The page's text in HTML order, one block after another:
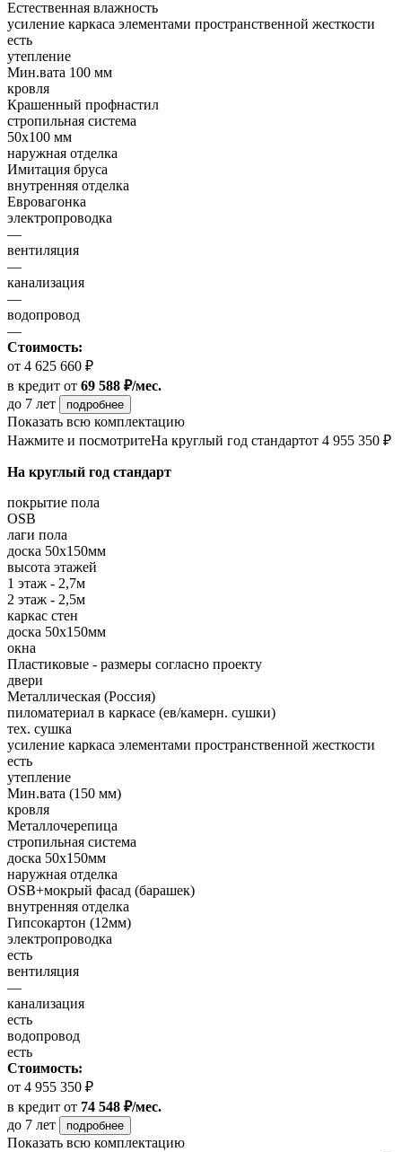
Естественная влажность
усиление каркаса элементами пространственной жесткости
есть
утепление
Мин.вата 100 мм
кровля
Крашенный профнастил
стропильная система
50х100 мм
наружная отделка
Имитация бруса
внутренняя отделка
Евровагонка
электропроводка
—
вентиляция
—
канализация
—
водопровод
—
Стоимость:
от 4 625 660 ₽
в кредит от 69 588 ₽/мес.
до 7 лет
подробнее
Показать всю комплектацию
Нажмите и посмотритеНа круглый год стандартот 4 955 350 ₽
На круглый год стандарт
покрытие пола
OSB
лаги пола
доска 50х150мм
высота этажей
1 этаж - 2,7м
2 этаж - 2,5м
каркас стен
доска 50х150мм
окна
Пластиковые - размеры согласно проекту
двери
Металлическая (Россия)
пиломатериал в каркасе (ев/камерн. сушки)
тех. сушка
усиление каркаса элементами пространственной жесткости
есть
утепление
Мин.вата (150 мм)
кровля
Металлочерепица
стропильная система
доска 50х150мм
наружная отделка
OSB+мокрый фасад (барашек)
внутренняя отделка
Гипсокартон (12мм)
электропроводка
есть
вентиляция
—
канализация
есть
водопровод
есть
Стоимость:
от 4 955 350 ₽
в кредит от 74 548 ₽/мес.
до 7 лет
подробнее
Показать всю комплектацию